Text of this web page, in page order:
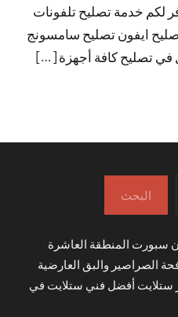
تعليقات
لكم خدمة تصليح تلفونات
ايفون تصليح سامسونج
في تصليح كافة أجهزة […]
البحث
الصراصير والبق العارضية
ستلايت أفضل فني ستلايت في